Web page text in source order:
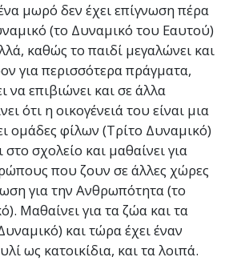
μωρό δεν έχει επίγνωση πέρα
(το Δυναμικό του Εαυτού)
καθώς το παιδί μεγαλώνει και
για περισσότερα πράγματα,
να επιβιώνει και σε άλλα
ότι η οικογένειά του είναι μια
ομάδες φίλων (Τρίτο Δυναμικό)
στο σχολείο και μαθαίνει για
που ζουν σε άλλες χώρες
για την Ανθρωπότητα (το
Μαθαίνει για τα ζώα και τα
και τώρα έχει έναν
ως κατοικίδια, και τα λοιπά.